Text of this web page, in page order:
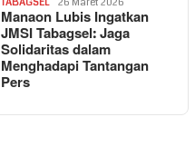
Manaon Lubis Ingatkan
JMSI Tabagsel: Jaga
Solidaritas dalam
Menghadapi Tantangan
Pers